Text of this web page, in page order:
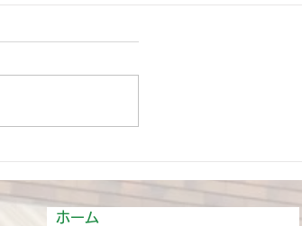
コロナ対策について
コロナ対策で眼科的に有効な事
スチャーなど顔に常に触れている
ホーム